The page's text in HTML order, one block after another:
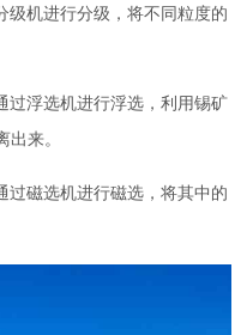
级机进行分级，将不同粒度的
过浮选机进行浮选，利用锡矿
来。
过磁选机进行磁选，将其中的